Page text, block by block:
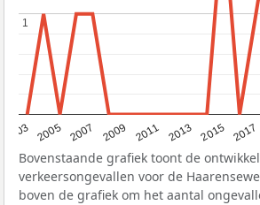
2003 2005 2007 2009 2011 2013 2015 2017
1
1
Bovenstaande grafiek toont de
verkeersongevallen voor de
boven de grafiek om het aantal